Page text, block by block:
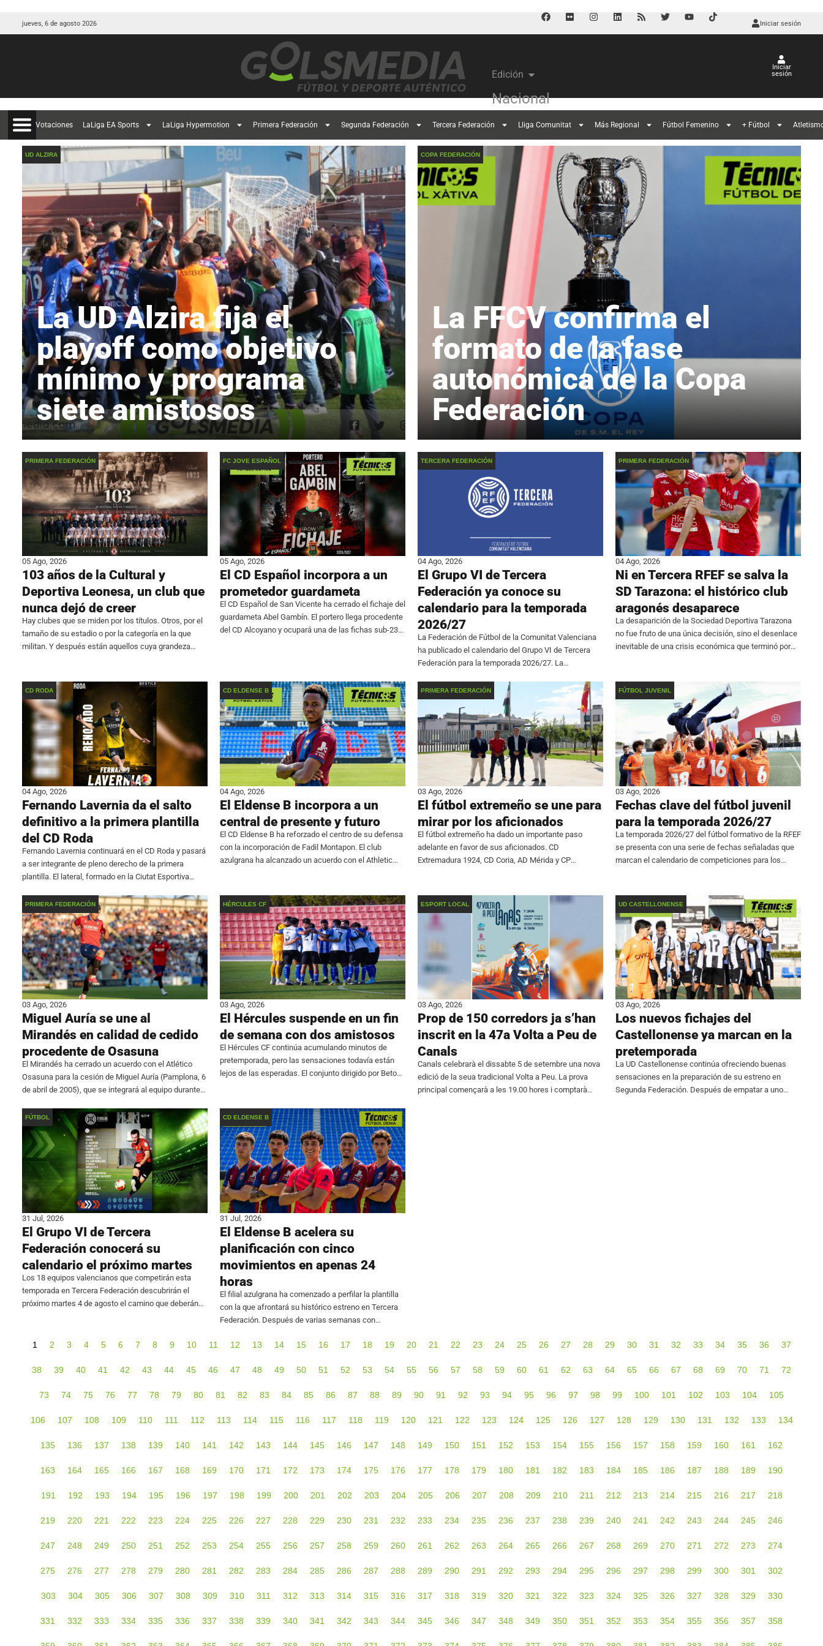
jueves, 6 de agosto 2026 Iniciar sesión
Edición
Nacional
Iniciar
sesión
Votaciones LaLiga EA Sports LaLiga Hypermotion Primera Federación Segunda Federación Tercera Federación Lliga Comunitat Más Regional Fútbol Femenino + Fútbol
UD ALZIRA
La UD Alzira fija el
playoff como objetivo
mínimo y programa
siete amistosos
COPA FEDERACIÓN
La FFCV confirma el
formato de la fase
autonómica de la Copa
Federación
PRIMERA FEDERACIÓN
05 Ago, 2026
103 años de la Cultural y
Deportiva Leonesa, un club que
nunca dejó de creer
Hay clubes que se miden por los títulos. Otros, por el
tamaño de su estadio o por la categoría en la que
militan. Y después están aquellos cuya grandeza
FC JOVE ESPAÑOL
05 Ago, 2026
El CD Español incorpora a un
prometedor guardameta
El CD Español de San Vicente ha cerrado el fichaje del
guardameta Abel Gambín. El portero llega procedente
del CD Alcoyano y ocupará una de las fichas sub-23
TERCERA FEDERACIÓN
04 Ago, 2026
El Grupo VI de Tercera
Federación ya conoce su
calendario para la temporada
2026/27
La Federación de Fútbol de la Comunitat Valenciana
ha publicado el calendario del Grupo VI de Tercera
Federación para la temporada 2026/27. La
septiembre y finalizará el 9 de mayo.
PRIMERA FEDERACIÓN
04 Ago, 2026
Ni en Tercera RFEF se salva la
SD Tarazona: el histórico club
aragonés desaparece
La desaparición de la Sociedad Deportiva Tarazona
no fue fruto de una única decisión, sino el desenlace
inevitable de una crisis económica que terminó por
CD RODA
04 Ago, 2026
Fernando Lavernia da el salto
definitivo a la primera plantilla
del CD Roda
Fernando Lavernia continuará en el CD Roda y pasará
a ser integrante de pleno derecho de la primera
plantilla. El lateral, formado en la Ciutat Esportiva
de participar en 24
CD ELDENSE B
04 Ago, 2026
El Eldense B incorpora a un
central de presente y futuro
El CD Eldense B ha reforzado el centro de su defensa
con la incorporación de Fadil Montapon. El club
azulgrana ha alcanzado un acuerdo con el Athletic
PRIMERA FEDERACIÓN
03 Ago, 2026
El fútbol extremeño se une para
mirar por los aficionados
El fútbol extremeño ha dado un importante paso
adelante en favor de sus aficionados. CD
Extremadura 1924, CD Coria, AD Mérida y CP
FÚTBOL JUVENIL
03 Ago, 2026
Fechas clave del fútbol juvenil
para la temporada 2026/27
La temporada 2026/27 del fútbol formativo de la RFEF
se presenta con una serie de fechas señaladas que
marcan el calendario de competiciones para los
PRIMERA FEDERACIÓN
03 Ago, 2026
Miguel Auría se une al
Mirandés en calidad de cedido
procedente de Osasuna
El Mirandés ha cerrado un acuerdo con el Atlético
Osasuna para la cesión de Miguel Auría (Pamplona, 6
de abril de 2005), que se integrará al equipo durante
estilo ‘box to box’,
HÉRCULES CF
03 Ago, 2026
El Hércules suspende en un fin
de semana con dos amistosos
El Hércules CF continúa acumulando minutos de
pretemporada, pero las sensaciones todavía están
lejos de las esperadas. El conjunto dirigido por Beto
ESPORT LOCAL
03 Ago, 2026
Prop de 150 corredors ja s’han
inscrit en la 47a Volta a Peu de
Canals
Canals celebrarà el dissabte 5 de setembre una nova
edició de la seua tradicional Volta a Peu. La prova
principal començarà a les 19.00 hores i comptarà
UD CASTELLONENSE
03 Ago, 2026
Los nuevos fichajes del
Castellonense ya marcan en la
pretemporada
La UD Castellonense continúa ofreciendo buenas
sensaciones en la preparación de su estreno en
Segunda Federación. Después de empatar a uno
FÚTBOL
31 Jul, 2026
El Grupo VI de Tercera
Federación conocerá su
calendario el próximo martes
Los 18 equipos valencianos que competirán esta
temporada en Tercera Federación descubrirán el
próximo martes 4 de agosto el camino que deberán
primeros enfrentamientos
CD ELDENSE B
31 Jul, 2026
El Eldense B acelera su
planificación con cinco
movimientos en apenas 24
horas
El filial azulgrana ha comenzado a perfilar la plantilla
con la que afrontará su histórico estreno en Tercera
Federación. Después de varias semanas con
incorporaciones y tres renovaciones entre el jueves
1 2 3 4 5 6 7 8 9 10 11 12 13 14 15 16 17 18 19 20 21 22 23 24 25 26 27 28 29 30 31 32 33 34 35 36 37
38 39 40 41 42 43 44 45 46 47 48 49 50 51 52 53 54 55 56 57 58 59 60 61 62 63 64 65 66 67 68 69 70 71 72
73 74 75 76 77 78 79 80 81 82 83 84 85 86 87 88 89 90 91 92 93 94 95 96 97 98 99 100 101 102 103 104 105
106 107 108 109 110 111 112 113 114 115 116 117 118 119 120 121 122 123 124 125 126 127 128 129 130 131 132 133 134
135 136 137 138 139 140 141 142 143 144 145 146 147 148 149 150 151 152 153 154 155 156 157 158 159 160 161 162
163 164 165 166 167 168 169 170 171 172 173 174 175 176 177 178 179 180 181 182 183 184 185 186 187 188 189 190
191 192 193 194 195 196 197 198 199 200 201 202 203 204 205 206 207 208 209 210 211 212 213 214 215 216 217 218
219 220 221 222 223 224 225 226 227 228 229 230 231 232 233 234 235 236 237 238 239 240 241 242 243 244 245 246
247 248 249 250 251 252 253 254 255 256 257 258 259 260 261 262 263 264 265 266 267 268 269 270 271 272 273 274
275 276 277 278 279 280 281 282 283 284 285 286 287 288 289 290 291 292 293 294 295 296 297 298 299 300 301 302
303 304 305 306 307 308 309 310 311 312 313 314 315 316 317 318 319 320 321 322 323 324 325 326 327 328 329 330
331 332 333 334 335 336 337 338 339 340 341 342 343 344 345 346 347 348 349 350 351 352 353 354 355 356 357 358